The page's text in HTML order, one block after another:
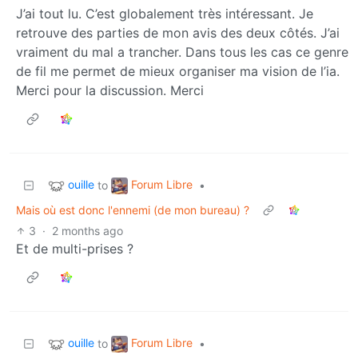
J’ai tout lu. C’est globalement très intéressant. Je
retrouve des parties de mon avis des deux côtés. J’ai
vraiment du mal a trancher. Dans tous les cas ce genre
de fil me permet de mieux organiser ma vision de l’ia.
Merci pour la discussion. Merci
ouille to Forum Libre •
Mais où est donc l'ennemi (de mon bureau) ?
3 · 2 months ago
Et de multi-prises ?
ouille to Forum Libre •